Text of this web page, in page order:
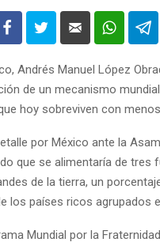
Andrés Manuel López
de un mecanismo
hoy sobreviven con
por México ante la
que se alimentaría de tres
de la tierra, un
los países ricos agrupados
Mundial por la